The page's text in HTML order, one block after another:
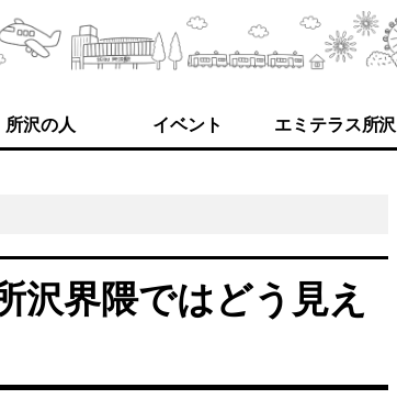
所沢の人 イベント エミテラス所沢
沢界隈ではどう見え